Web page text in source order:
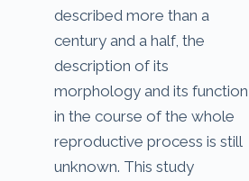
described more than a
century and a half, the
description of its
morphology and its function
in the course of the whole
reproductive process is still
unknown. This study